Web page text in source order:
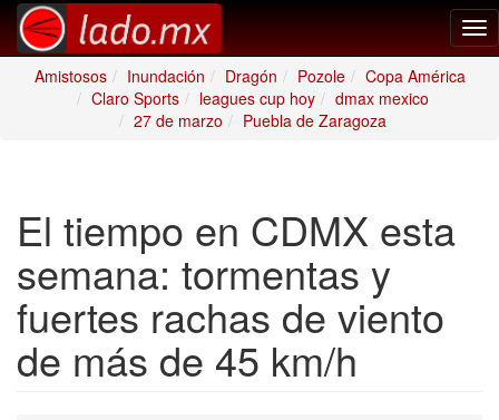
Amistosos
Inundación Dragón Pozole
Copa América
Claro Sports
leagues cup hoy
dmax mexico
27 de marzo
Puebla de Zaragoza
El tiempo en CDMX esta
semana: tormentas y
fuertes rachas de viento
de más de 45 km/h